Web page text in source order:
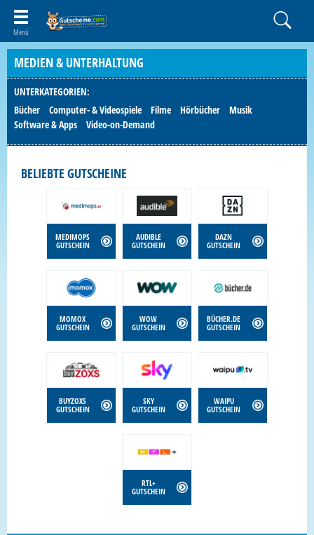
MEDIEN & UNTERHALTUNG
UNTERKATEGORIEN:
Bücher
Computer- & Videospiele Filme Hörbücher
Musik
Software & Apps
Video-on-Demand
BELIEBTE GUTSCHEINE
MEDIMOPS
GUTSCHEIN
AUDIBLE
GUTSCHEIN
DAZN
GUTSCHEIN
MOMOX
GUTSCHEIN
WOW
GUTSCHEIN
BÜCHER.DE
GUTSCHEIN
BUYZOXS
GUTSCHEIN
SKY
GUTSCHEIN
WAIPU
GUTSCHEIN
RTL+
GUTSCHEIN